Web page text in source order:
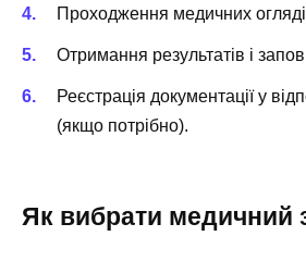
Проходження медичних
Отримання результатів і
Реєстрація документації у
(якщо потрібно).
Як вибрати медичний